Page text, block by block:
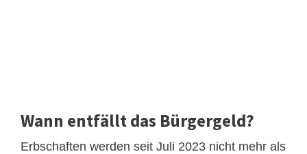
Wann entfällt das Bürgergeld?
Erbschaften werden seit Juli 2023 nicht mehr als